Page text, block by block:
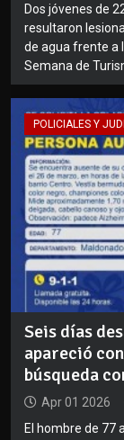
Dos jóvenes de
resultaron
de agua frente a
Semana de
POLICIALES Y
Seis días
apareció
búsqueda
Apr 01 2026
El hombre de 77